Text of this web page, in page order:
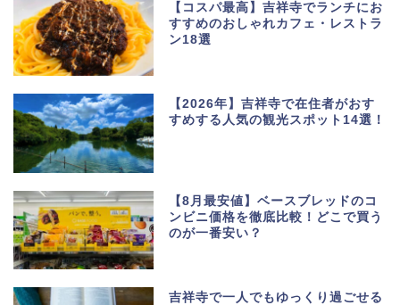
【コスパ最高】吉祥寺でランチにお
すすめのおしゃれカフェ・レストラ
ン18選
【2026年】吉祥寺で在住者がおす
すめする人気の観光スポット14選！
【8月最安値】ベースブレッドのコ
ンビニ価格を徹底比較！どこで買う
のが一番安い？
吉祥寺で一人でもゆっくり過ごせる